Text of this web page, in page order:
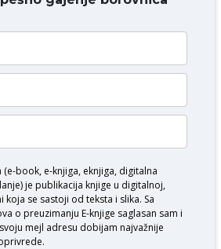
(e-book, e-knjiga, eknjiga, digitalna
je publikacija knjige u digitalnoj,
se sastoji od teksta i slika. Sa
o preuzimanju E-knjige saglasan sam i
mejl adresu dobijam najvažnije